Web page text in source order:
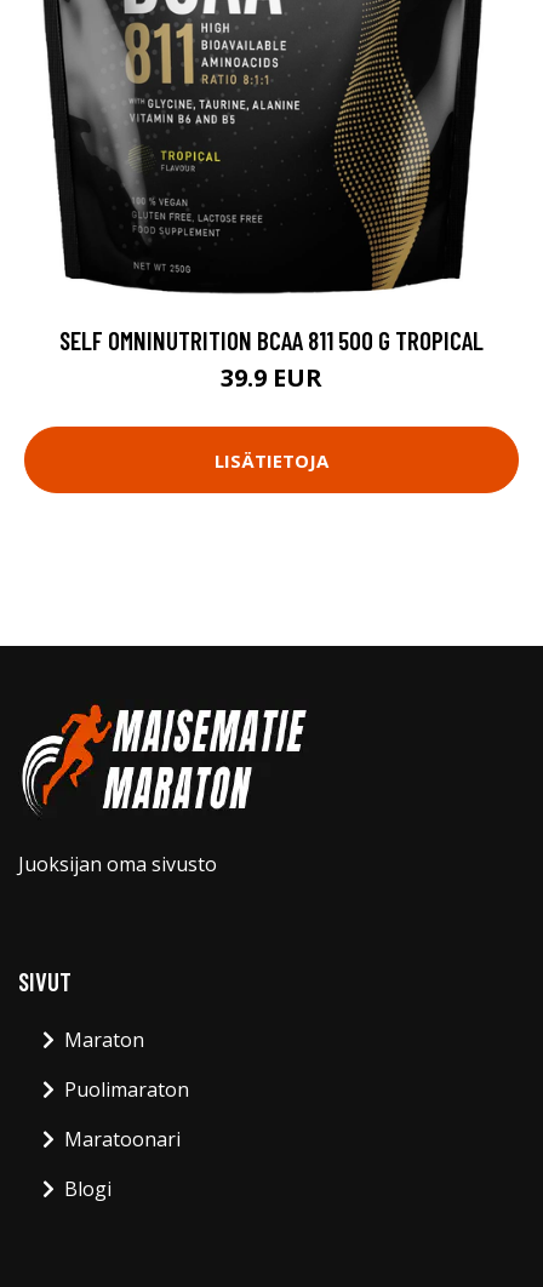
SELF OMNINUTRITION BCAA 811 500 G TROPICAL
39.9 EUR
LISÄTIETOJA
Juoksijan oma sivusto
SIVUT
Maraton
Puolimaraton
Maratoonari
Blogi